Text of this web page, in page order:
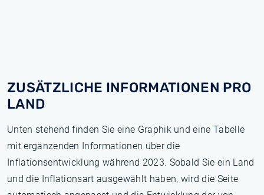
ZUSÄTZLICHE INFORMATIONEN PRO
LAND
Unten stehend finden Sie eine Graphik und eine Tabelle
mit ergänzenden Informationen über die
Inflationsentwicklung während 2023. Sobald Sie ein Land
und die Inflationsart ausgewählt haben, wird die Seite